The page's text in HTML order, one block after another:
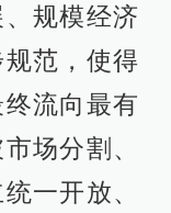
规模经济
范，使得
流向最有
场分割、
一开放、